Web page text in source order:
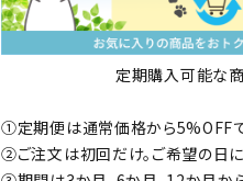
定期購入可能な
①定期便は通常価格から5%OFF
②ご注文は初回だけ。ご希望の日